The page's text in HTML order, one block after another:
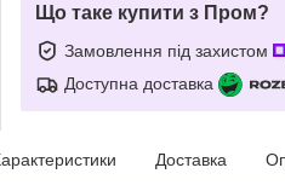
Що таке купити з Пром?
Замовлення під захистом
Доступна доставка
Доставка